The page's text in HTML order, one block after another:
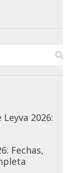
2026:
Fechas,